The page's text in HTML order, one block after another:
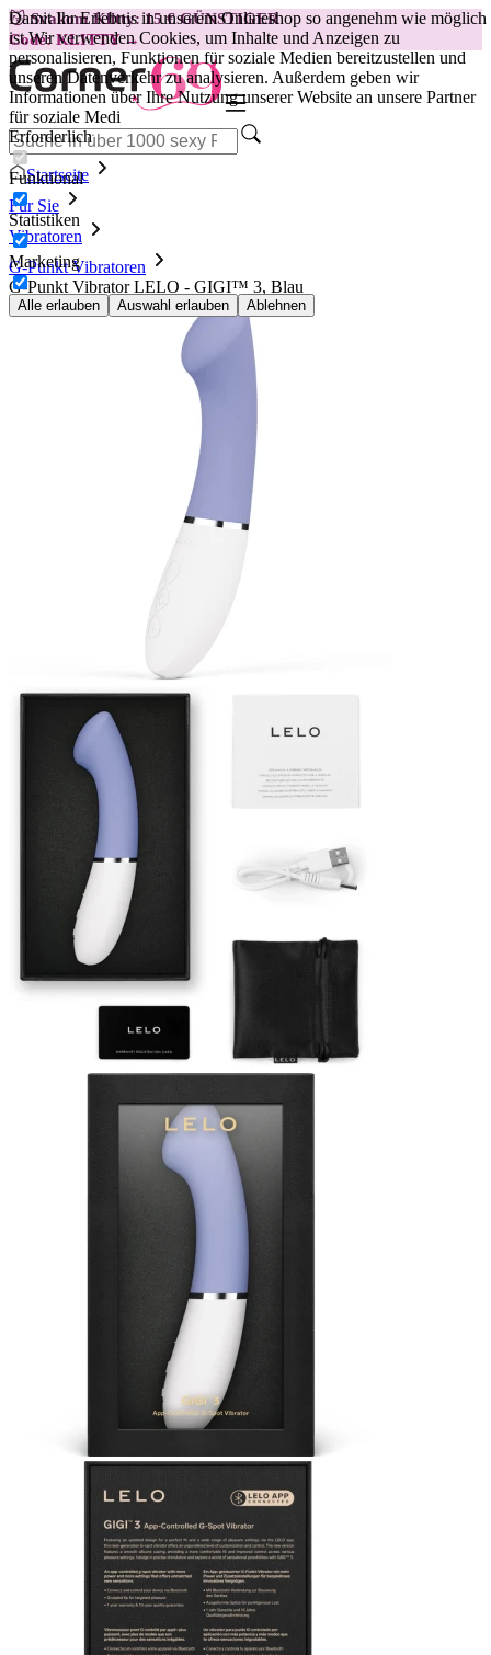
Damit Ihr Erlebnis in unserem Onlineshop so angenehm wie möglich
ist.Wir verwenden Cookies, um Inhalte und Anzeigen zu
personalisieren, Funktionen für soziale Medien bereitzustellen und
unseren Datenverkehr zu analysieren. Außerdem geben wir
Informationen über Ihre Nutzung unserer Website an unsere Partner
für soziale Medi
Erforderlich
Funktional
Statistiken
Marketing
Alle erlauben Auswahl erlauben Ablehnen
😽Svakom Klitty: 15 € GÜNSTIGER
Code: KLITTY →
Startseite
Für Sie
Vibratoren
G-Punkt Vibratoren
G-Punkt Vibrator LELO - GIGI™ 3, Blau